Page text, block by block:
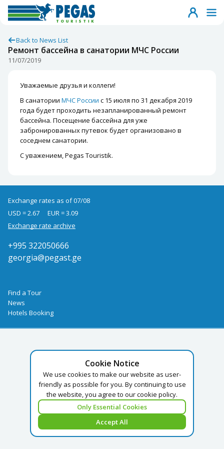
Back to News List
Ремонт бассейна в санатории МЧС России
11/07/2019
Уважаемые друзья и коллеги!
В санатории МЧС России с 15 июля по 31 декабря 2019
года будет проходить незапланированный ремонт
бассейна. Посещение бассейна для уже
забронированных путевок будет организовано в
соседнем санатории.
С уважением, Pegas Touristik.
Cookie Notice
We use cookies to make our website as user-
friendly as possible for you. By continuing to use
the website, you agree to our cookie policy.
Only Essential Cookies
Accept All
Exchange rates as of 07/08
USD = 2.67
EUR = 3.09
Exchange rate archive
+995 322050666
georgia@pegast.ge
Find a Tour
News
Hotels Booking